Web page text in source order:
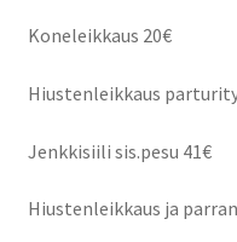
Koneleikkaus 20€
Hiustenleikkaus
Jenkkisiili sis.pesu 41€
Hiustenleikkaus ja